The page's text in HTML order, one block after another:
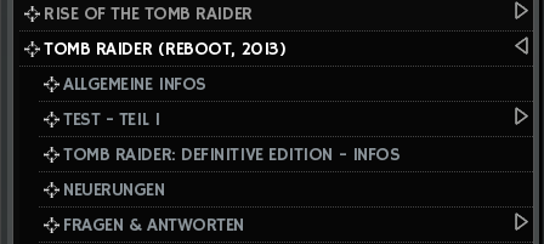
RISE OF THE TOMB RAIDER
TOMB RAIDER (REBOOT, 2013)
ALLGEMEINE INFOS
TEST - TEIL I
TOMB RAIDER: DEFINITIVE EDITION - INFOS
NEUERUNGEN
FRAGEN & ANTWORTEN